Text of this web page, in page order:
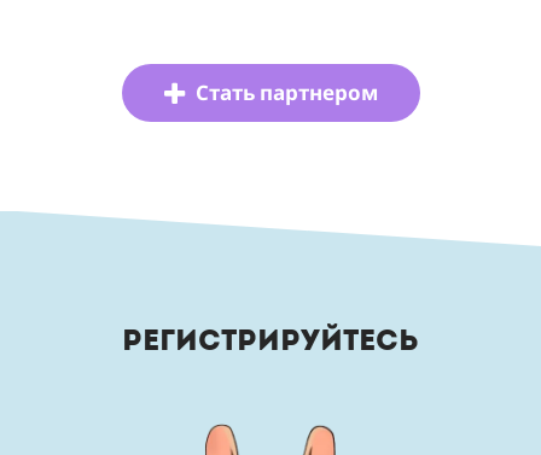
Стать партнером
Регистрируйтесь